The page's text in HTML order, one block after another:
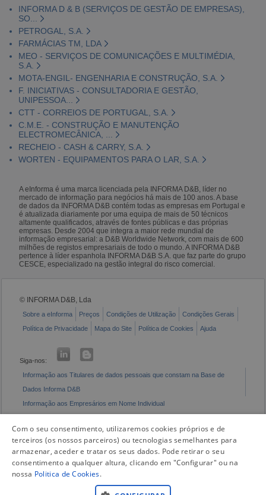
INFORMA D & B (SERVIÇOS DE GESTÃO DE EMPRESAS),
SO...
PETROGAL, S.A.
FARMÁCIAS TM, LDA
MEO - SERVIÇOS DE COMUNICAÇÕES E MULTIMÉDIA,
S.A.
MOTA-ENGIL- ENGENHARIA E CONSTRUÇÃO, S.A.
F. INICIATIVAS - CONSULTADORIA E GESTÃO,
UNIPESSOA...
CTT - CORREIOS DE PORTUGAL, S.A.
C.M.E. - CONSTRUÇÃO E MANUTENÇÃO
ELECTROMECÂNICA, ...
RECHEIO - CASH & CARRY, S.A.
WORTEN - EQUIPAMENTOS PARA O LAR, S.A.
A eInforma é uma marca licenciada pela INFORMA D&B, líder no
mercado de informação para negócios há mais de 100 anos. A base
de dados da INFORMA D&B contém todas as empresas em Portugal e
é atualizada diariamente por uma equipa de mais de 50 técnicos
altamente qualificados, através de fontes públicas e das próprias
empresas. Desde 2004 que integra a maior rede mundial de
informação empresarial: a D&B Worldwide Network, com mais de 600
milhões de registos empresariais de todo o mundo. A INFORMA D&B
pertence à líder espanhola INFORMA D&B S.A. que faz parte do grupo
CESCE, especializado na gestão integral do risco comercial.
© INFORMA D&B, Lda
Sobre a eInforma Preços Condições de Utilização
Condições Gerais
Política de Privacidade
Mapa do Site Política de Cookies Ajuda
Siga-nos:
Informação aos Titulares de dados pessoais que constam na Base de
Dados Informa D&B
Informação aos Empresários em Nome Individual
Com o seu consentimento, utilizaremos cookies próprios e de
terceiros (os nossos parceiros) ou tecnologias semelhantes para
armazenar, aceder e tratar os seus dados. Pode retirar o seu
consentimento a qualquer altura, clicando em "Configurar" ou na
nossa Politica de Cookies.